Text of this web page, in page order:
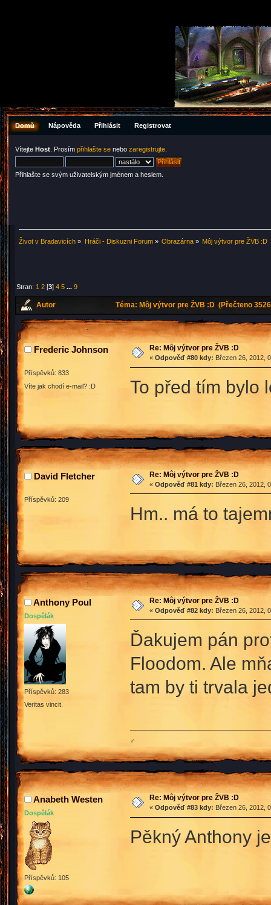
Domů Nápověda Přihlásit Registrovat
Vítejte Host . Prosím přihlašte se nebo zaregistrujte
Přihlašte se svým uživatelským jménem a heslem.
Život v Bradavicích » Hráči - Diskuzni Forum» Obrazárna» Môj výtvor pre ŽVB :D
Stran: 1 2 [3]4 5 ...9
Autor Téma: Môj výtvor pre ŽVB :D (Přečteno
Frederic Johnson
Příspěvků: 833
Víte jak chodí e-mail? :D
Re: Môj výtvor pre ŽVB :D
« Odpověď #80 kdy: Březen 26, 2012,
To před tím bylo
David Fletcher
Příspěvků: 209
Re: Môj výtvor pre ŽVB :D
« Odpověď #81 kdy: Březen 26, 2012,
Hm.. má to
Anthony Poul
Dospělák
Příspěvků: 283
Veritas vincit.
Re: Môj výtvor pre ŽVB :D
« Odpověď #82 kdy: Březen 26, 2012,
Ďakujem pán
Floodom. Ale
tam by ti trvala
♂
Anabeth Westen
Dospělák
Příspěvků: 105
Re: Môj výtvor pre ŽVB :D
« Odpověď #83 kdy: Březen 26, 2012,
Pěkný Anthony